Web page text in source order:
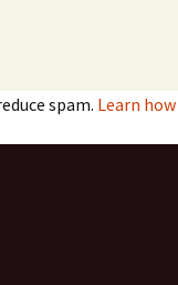
spam. Learn